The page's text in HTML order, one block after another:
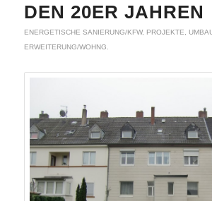
DEN 20ER JAHREN
ENERGETISCHE SANIERUNG/KFW, PROJEKTE
ERWEITERUNG/WOHNG.